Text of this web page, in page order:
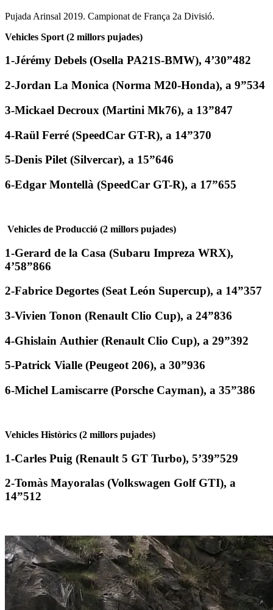
Pujada Arinsal 2019. Campionat de França 2a Divisió.
Vehicles Sport (2 millors pujades)
1-Jérémy Debels (Osella PA21S-BMW), 4’30”482
2-Jordan La Monica (Norma M20-Honda), a 9”534
3-Mickael Decroux (Martini Mk76), a 13”847
4-Raül Ferré (SpeedCar GT-R), a 14”370
5-Denis Pilet (Silvercar), a 15”646
6-Edgar Montellà (SpeedCar GT-R), a 17”655
Vehicles de Producció (2 millors pujades)
1-Gerard de la Casa (Subaru Impreza WRX),
4’58”866
2-Fabrice Degortes (Seat León Supercup), a 14”357
3-Vivien Tonon (Renault Clio Cup), a 24”836
4-Ghislain Authier (Renault Clio Cup), a 29”392
5-Patrick Vialle (Peugeot 206), a 30”936
6-Michel Lamiscarre (Porsche Cayman), a 35”386
Vehicles Històrics (2 millors pujades)
1-Carles Puig (Renault 5 GT Turbo), 5’39”529
2-Tomàs Mayoralas (Volkswagen Golf GTI), a
14”512